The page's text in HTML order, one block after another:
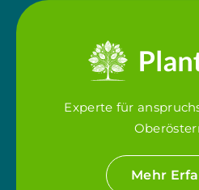
Experte für
Mehr